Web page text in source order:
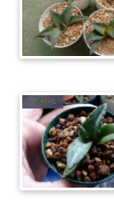
アガベ